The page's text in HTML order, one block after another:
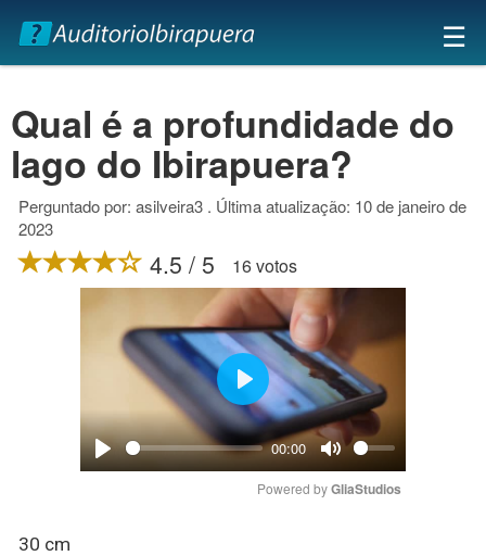
×
☰
Qual é a profundidade do
lago do Ibirapuera?
Perguntado por: asilveira3 . Última atualização: 10 de janeiro de
2023
4.5 / 5 16 votos
Play
00:00
Mute
Play
Powered by GliaStudios
30 cm